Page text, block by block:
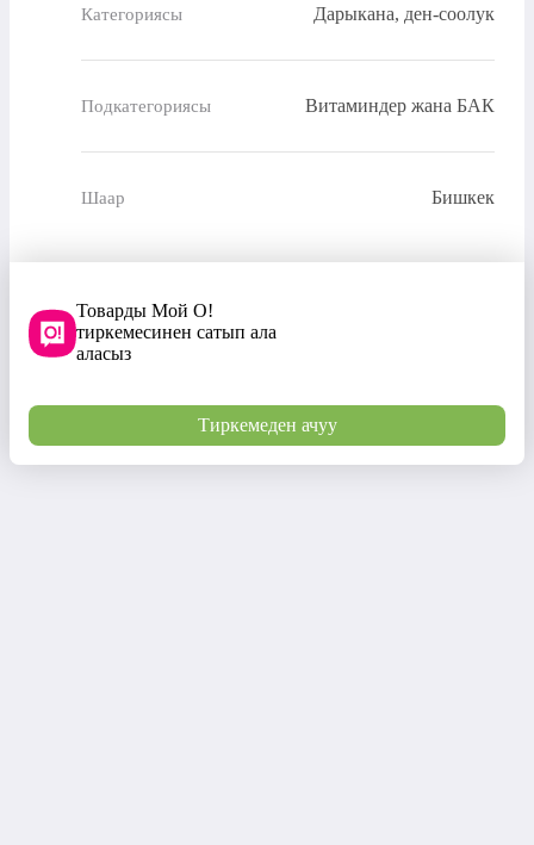
Категориясы Дарыкана, ден-соолук
Подкатегориясы Витаминдер жана БАК
Шаар Бишкек
Товарды Мой О!
тиркемесинен сатып ала
аласыз
Тиркемеден ачуу